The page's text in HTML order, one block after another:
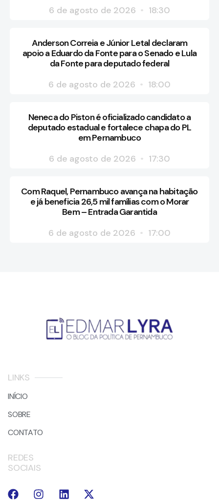
6 de agosto de 2026
18:30
Anderson Correia e Júnior Letal declaram
apoio a Eduardo da Fonte para o Senado e Lula
da Fonte para deputado federal
6 de agosto de 2026
18:00
Neneca do Piston é oficializado candidato a
deputado estadual e fortalece chapa do PL
em Pernambuco
6 de agosto de 2026
17:30
Com Raquel, Pernambuco avança na habitação
e já beneficia 26,5 mil famílias com o Morar
Bem – Entrada Garantida
6 de agosto de 2026
17:00
LINKS
INÍCIO
SOBRE
CONTATO
REDES
SOCIAIS